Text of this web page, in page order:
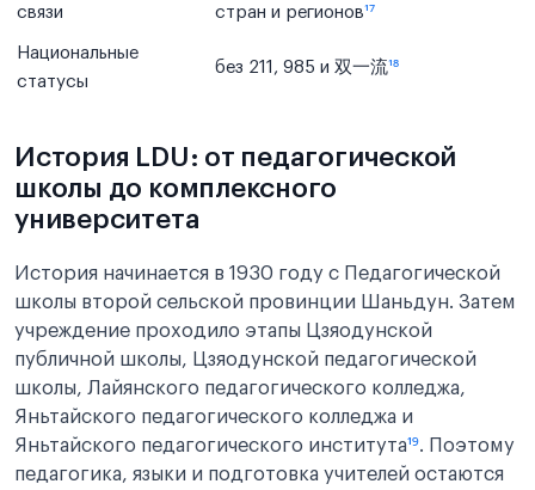
связи
стран и регионов¹⁷
Национальные
статусы
без 211, 985 и 双一流¹⁸
История LDU: от педагогической
школы до комплексного
университета
История начинается в 1930 году с Педагогической
школы второй сельской провинции Шаньдун. Затем
учреждение проходило этапы Цзяодунской
публичной школы, Цзяодунской педагогической
школы, Лайянского педагогического колледжа,
Яньтайского педагогического колледжа и
Яньтайского педагогического института¹⁹. Поэтому
педагогика, языки и подготовка учителей остаются